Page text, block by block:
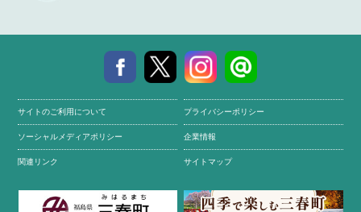
サイトのご利用について プライバシーポリシー
ソーシャルメディアポリシー 企業情報
関連リンク サイトマップ